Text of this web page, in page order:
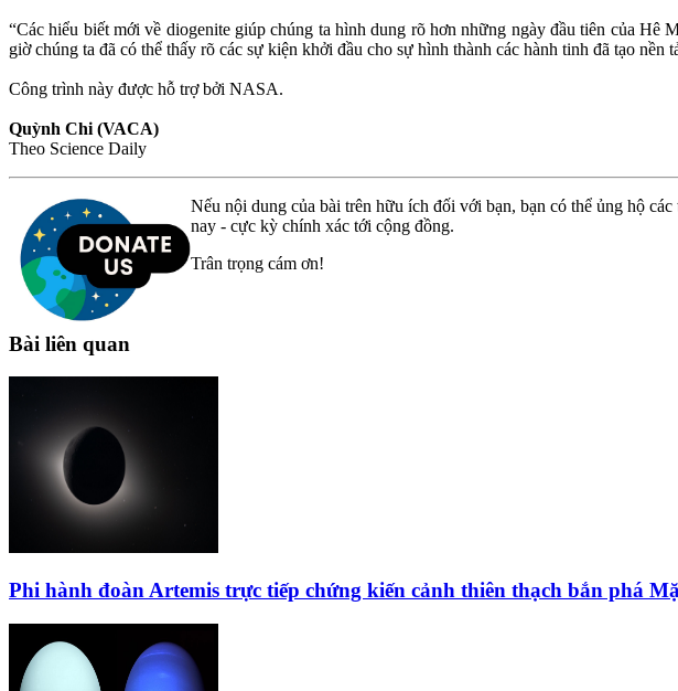
“Các hiểu biết mới về diogenite giúp chúng ta hình dung rõ hơn những ngày đầu tiên của
giờ chúng ta đã có thể thấy rõ các sự kiện khởi đầu cho sự hình thành các hành tinh đã tạo
Công trình này được hỗ trợ bởi NASA.
Quỳnh Chi (VACA)
Theo Science Daily
Nếu nội dung của bài trên hữu ích đối với bạn, bạn có thể ủng hộ các
nay - cực kỳ chính xác tới cộng đồng.
Trân trọng cám ơn!
Bài liên quan
Phi hành đoàn Artemis trực tiếp chứng kiến cảnh thiên thạch bắn phá